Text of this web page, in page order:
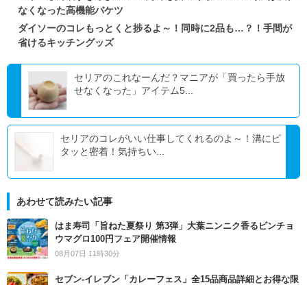
なくなった高機能バケツ
ダイソーのコレもっとくと捗るよ～！同時に2品も…？！手間が
省けるキッチングッズ
セリアのこれなーんだ？マニアが「買ったら手放
せなくなった」アイテム5...
セリアのコレがいい仕事してくれるのよ～！溝にピ
タッと密着！気持ちい...
あわせて読みたい記事
はま寿司「旨ねた夏祭り 第3弾」大葉ニンニク香るビンチョ
ウマグロ100円フェア開催情報
08月07日 11時30分
セブン‐イレブン「カレーフェス」全15品商品詳細とお得な限